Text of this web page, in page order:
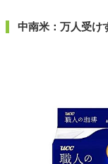
中南米：万人受け